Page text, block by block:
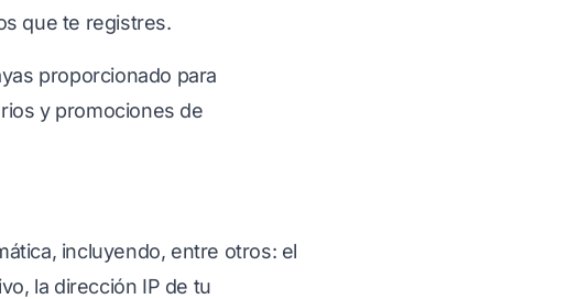
que te registres.
proporcionado para
y promociones de
incluyendo, entre otros: el
la dirección IP de tu